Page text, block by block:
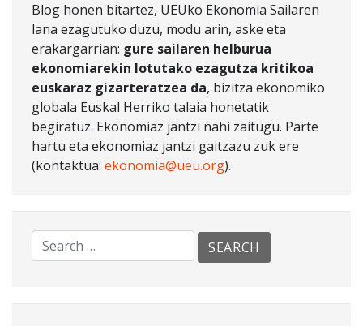
Blog honen bitartez, UEUko Ekonomia Sailaren
lana ezagutuko duzu, modu arin, aske eta
erakargarrian: gure sailaren helburua
ekonomiarekin lotutako ezagutza kritikoa
euskaraz gizarteratzea da, bizitza ekonomiko
globala Euskal Herriko talaia honetatik
begiratuz. Ekonomiaz jantzi nahi zaitugu. Parte
hartu eta ekonomiaz jantzi gaitzazu zuk ere
(kontaktua: ekonomia@ueu.org).